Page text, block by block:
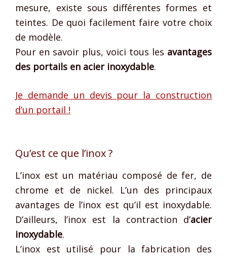
mesure, existe sous différentes formes et
teintes. De quoi facilement faire votre choix
de modèle.
Pour en savoir plus, voici tous les avantages
des portails en acier inoxydable.
Je demande un devis pour la construction
d’un portail !
Qu’est ce que l’inox ?
L’inox est un matériau composé de fer, de
chrome et de nickel. L’un des principaux
avantages de l’inox est qu’il est inoxydable.
D’ailleurs, l’inox est la contraction d’acier
inoxydable.
L’inox est utilisé pour la fabrication des